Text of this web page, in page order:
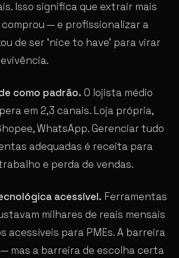
Isso significa que extrair mais
comprou — e profissionalizar a
de ser ‘nice to have’ para virar
como padrão. O lojista médio
em 2,3 canais. Loja própria,
WhatsApp. Gerenciar tudo
adequadas é receita para
e perda de vendas.
acessível. Ferramentas
milhares de reais mensais
acessíveis para PMEs. A barreira
mas a barreira de escolha certa